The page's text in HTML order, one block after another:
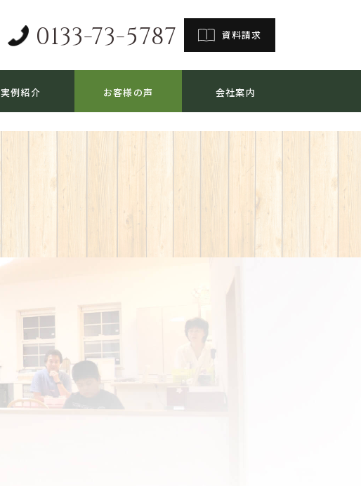
0133-73-5787 資料請求
実例紹介 お客様の声 会社案内